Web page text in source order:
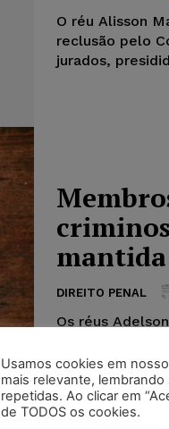
O réu Alisson
reclusão pelo
jurados,
mantida
DIREITO PENAL
Os réus
foram
posse ilegal de
Usamos cookies em
mais relevante,
repetidas. Ao clicar em
de TODOS os cookies.